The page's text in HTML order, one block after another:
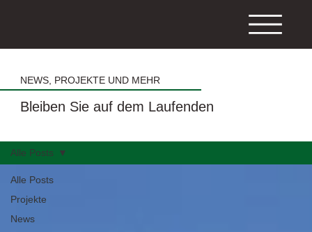
NEWS, PROJEKTE UND MEHR
Bleiben Sie auf dem Laufenden
Alle Posts
Projekte
News
Alle Posts